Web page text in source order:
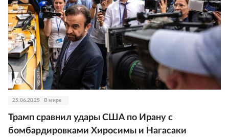
25.06.2025 В мире
Трамп сравнил удары США по Ирану с
бомбардировками Хиросимы и Нагасаки